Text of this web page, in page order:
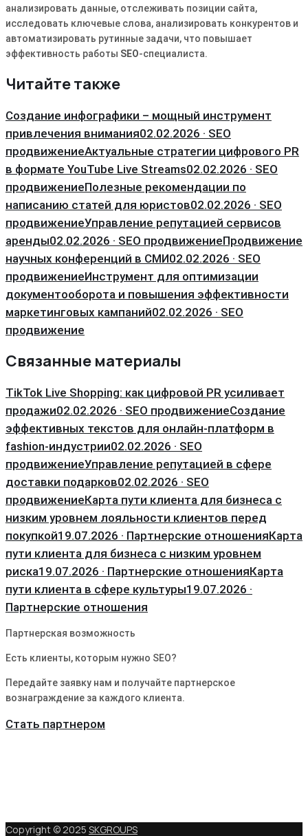
анализировать данные, отслеживать позиции сайта,
исследовать ключевые слова, анализировать конкурентов и
автоматизировать рутинные задачи, что повышает
эффективность работы SEO-специалиста.
Читайте также
Создание инфографики – мощный инструмент
привлечения внимания02.02.2026 · SEO
продвижениеАктуальные стратегии цифрового PR
в формате YouTube Live Streams02.02.2026 · SEO
продвижениеПолезные рекомендации по
написанию статей для юристов02.02.2026 · SEO
продвижениеУправление репутацией сервисов
аренды02.02.2026 · SEO продвижениеПродвижение
научных конференций в СМИ02.02.2026 · SEO
продвижениеИнструмент для оптимизации
документооборота и повышения эффективности
маркетинговых кампаний02.02.2026 · SEO
продвижение
Связанные материалы
TikTok Live Shopping: как цифровой PR усиливает
продажи02.02.2026 · SEO продвижениеСоздание
эффективных текстов для онлайн-платформ в
fashion-индустрии02.02.2026 · SEO
продвижениеУправление репутацией в сфере
доставки подарков02.02.2026 · SEO
продвижениеКарта пути клиента для бизнеса с
низким уровнем лояльности клиентов перед
покупкой19.07.2026 · Партнерские отношенияКарта
пути клиента для бизнеса с низким уровнем
риска19.07.2026 · Партнерские отношенияКарта
пути клиента в сфере культуры19.07.2026 ·
Партнерские отношения
Партнерская возможность
Есть клиенты, которым нужно SEO?
Передайте заявку нам и получайте партнерское
вознаграждение за каждого клиента.
Стать партнером
Copyright © 2025 SKGROUPS